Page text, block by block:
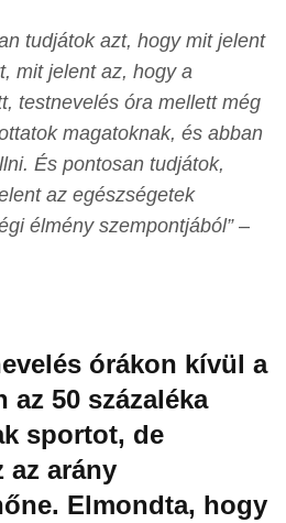
tudjátok azt, hogy mit jelent
mit jelent az, hogy a
testnevelés óra mellett még
magatoknak, és abban
És pontosan tudjátok,
az egészségetek
élmény szempontjából” –
órákon kívül a
az 50 százaléka
sportot, de
az arány
Elmondta, hogy